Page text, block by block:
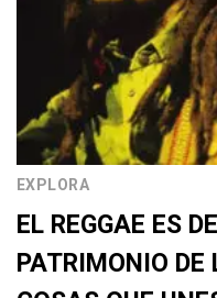
EXPLORA
EL REGGAE ES
PATRIMONIO